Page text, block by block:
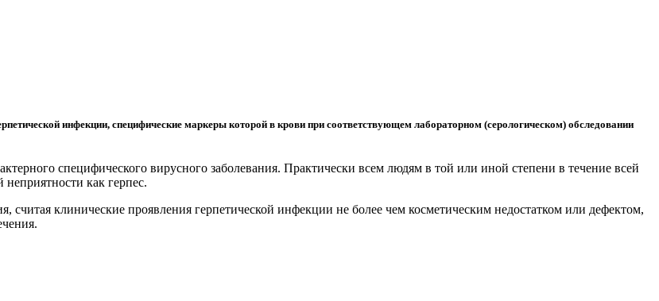
инфекции, специфические маркеры которой в крови при соответствующем лабораторном (серологическом) обследовании
специфического вирусного заболевания. Практически всем людям в той или иной степени в течение всей
как герпес.
клинические проявления герпетической инфекции не более чем косметическим недостатком или дефектом,